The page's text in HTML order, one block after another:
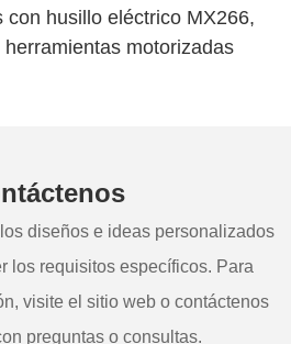
con husillo eléctrico MX266,
motorizadas
diseños e ideas personalizados
los requisitos específicos. Para
visite el sitio web o contáctenos
preguntas o consultas.